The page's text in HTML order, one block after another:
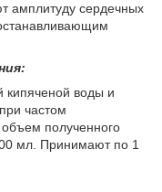
амплитуду сердечных
кипяченой воды и
частом
полученного
мл. Принимают по 1